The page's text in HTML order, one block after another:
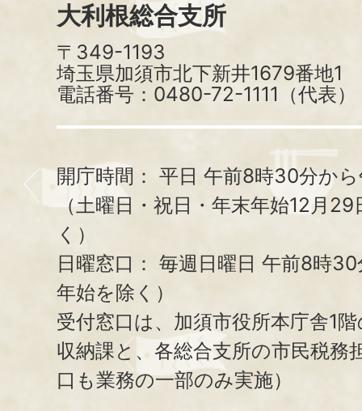
大利根総合支所
〒349-1193
埼玉県加須市北下新井1679番地1
電話番号：0480-72-1111（代表）
開庁時間： 平日 午前8時30分か
（土曜日・祝日・年末年始12月
く）
日曜窓口： 毎週日曜日 午前8時
年始を除く）
受付窓口は、加須市役所本庁舎1
収納課と、 各総合支所の市民税務
口も業務の一部のみ実施）